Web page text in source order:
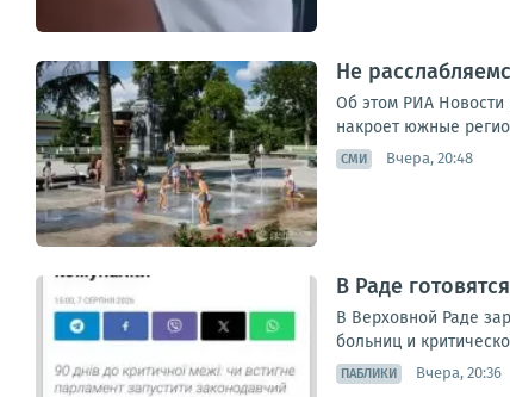
Не
Об этом РИА Новости
накроет южные
СМИ Вчера, 20:48
В Раде
В Верховной Раде
больниц и
ПАБЛИКИ Вчера, 20:36